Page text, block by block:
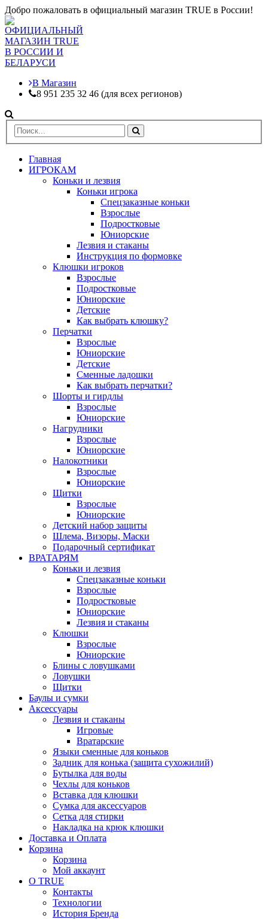
Добро пожаловать в официальный магазин TRUE в России!
В Магазин
8 951 235 32 46 (для всех регионов)
Главная
ИГРОКАМ
Коньки и лезвия
Коньки игрока
Спецзаказные коньки
Взрослые
Подростковые
Юниорские
Лезвия и стаканы
Инструкция по формовке
Клюшки игроков
Взрослые
Подростковые
Юниорские
Детские
Как выбрать клюшку?
Перчатки
Взрослые
Юниорские
Детские
Сменные ладошки
Как выбрать перчатки?
Шорты и гирдлы
Взрослые
Юниорские
Нагрудники
Взрослые
Юниорские
Налокотники
Взрослые
Юниорские
Щитки
Взрослые
Юниорские
Детский набор защиты
Шлема, Визоры, Маски
Подарочный сертификат
ВРАТАРЯМ
Коньки и лезвия
Спецзаказные коньки
Взрослые
Подростковые
Юниорские
Лезвия и стаканы
Клюшки
Взрослые
Юниорские
Блины с ловушками
Ловушки
Щитки
Баулы и сумки
Аксессуары
Лезвия и стаканы
Игровые
Вратарские
Языки сменные для коньков
Задник для конька (защита сухожилий)
Бутылка для воды
Чехлы для коньков
Вставка для клюшки
Сумка для аксессуаров
Сетка для стирки
Накладка на крюк клюшки
Доставка и Оплата
Корзина
Корзина
Мой аккаунт
О TRUE
Контакты
Технологии
История Бренда